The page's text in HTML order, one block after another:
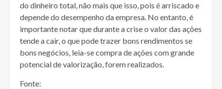
do dinheiro total, não mais que isso, pois é arriscado e
depende do desempenho da empresa. No entanto, é
importante notar que durante a crise o valor das ações
tende a cair, o que pode trazer bons rendimentos se
bons negócios, leia-se compra de ações com grande
potencial de valorização, forem realizados.
Fonte: